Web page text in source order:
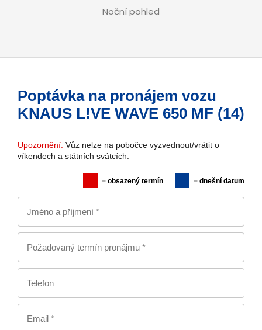
Noční pohled